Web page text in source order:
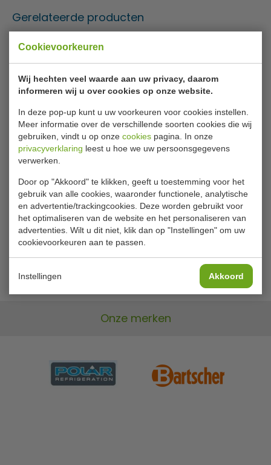
Cookievoorkeuren
Wij hechten veel waarde aan uw privacy, daarom
informeren wij u over cookies op onze website.
In deze pop-up kunt u uw voorkeuren voor cookies instellen.
Meer informatie over de verschillende soorten cookies die wij
gebruiken, vindt u op onze cookies pagina. In onze
privacyverklaring leest u hoe we uw persoonsgegevens
verwerken.
Door op "Akkoord" te klikken, geeft u toestemming voor het
gebruik van alle cookies, waaronder functionele, analytische
en advertentie/trackingcookies. Deze worden gebruikt voor
het optimaliseren van de website en het personaliseren van
advertenties. Wilt u dit niet, klik dan op "Instellingen" om uw
cookievoorkeuren aan te passen.
Instellingen Akkoord
Gerelateerde producten
Bakplaat | aluminium |
patisserie | 60 x 40 cm
BourgeatJ857
€ 34,49 € 32,00
Bekijken
Tafelmandje | kunststof
| Maten 26 x 21 x H6 cm
OlympiaDP219
€ 1,59 € 1,50
Bekijken
Onze merken